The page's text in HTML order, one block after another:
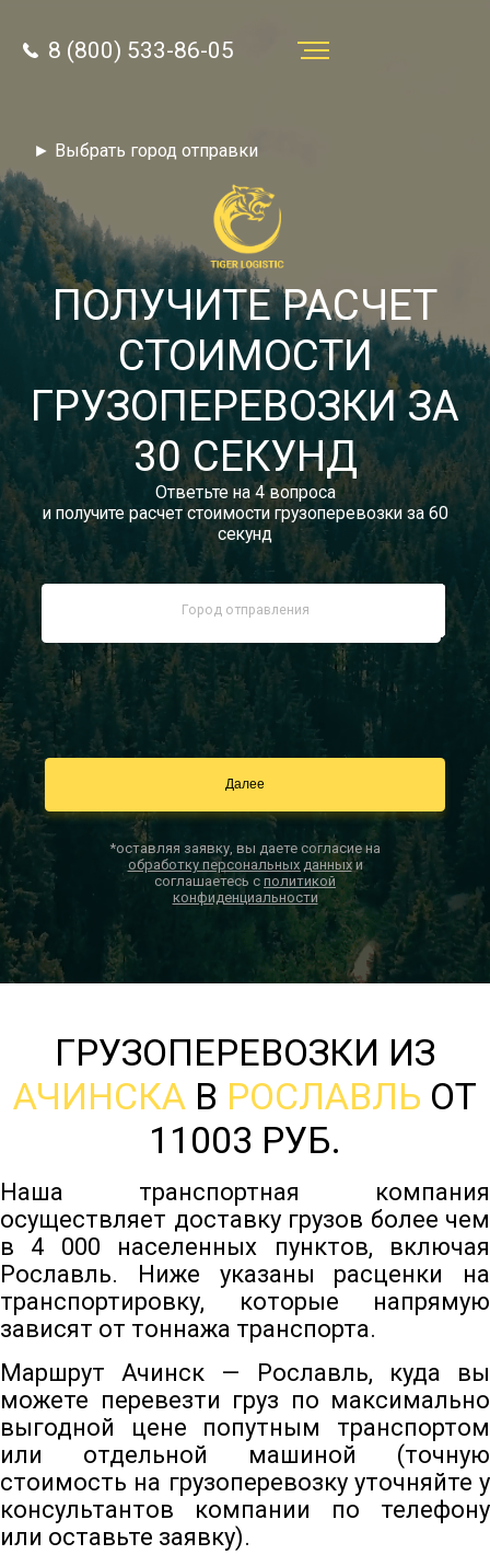
8 (800) 533-86-05
Звонок по России бесплатный
autotransport24@yandex.ru
Заказать звонок
Тарифы
Отзывы
Статьи
Новости
Документы
Контакты
► Выбрать город отправки
8 (800) 533-86-05
ПОЛУЧИТЕ РАСЧЕТ
СТОИМОСТИ
ГРУЗОПЕРЕВОЗКИ ЗА
30 СЕКУНД
Ответьте на 4 вопроса
и получите расчет стоимости грузоперевозки за 60
секунд
*оставляя заявку, вы даете согласие на
обработку персональных данныхи
соглашаетесь с политикой
конфиденциальности
ГРУЗОПЕРЕВОЗКИ ИЗ
АЧИНСКА В РОСЛАВЛЬ ОТ
11003 РУБ.
Наша транспортная компания
осуществляет доставку грузов более чем
в 4 000 населенных пунктов, включая
Рославль. Ниже указаны расценки на
транспортировку, которые напрямую
зависят от тоннажа транспорта.
Маршрут Ачинск — Рославль, куда вы
можете перевезти груз по максимально
выгодной цене попутным транспортом
или отдельной машиной (точную
стоимость на грузоперевозку уточняйте у
консультантов компании по телефону
или оставьте заявку).